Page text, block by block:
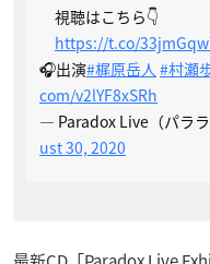
視聴はこちら👇
https://t.co/
🎧出演#梶原岳人 #村瀬
com/v2lYF8xSRh
— Paradox Live（パラ
ust 30, 2020